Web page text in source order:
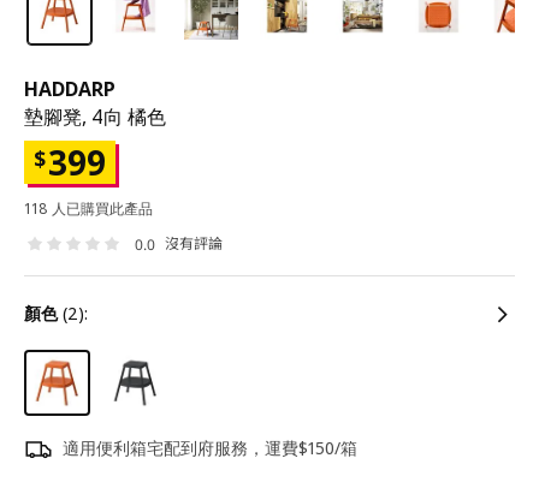
HADDARP
墊腳凳, 4向 橘色
$399
118 人已購買此產品
0.0 沒有評論
顏色(2):
適用便利箱宅配到府服務，運費$150/箱